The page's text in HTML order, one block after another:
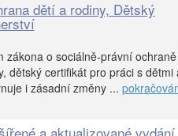
dětí a rodiny, Dětský
zákona o sociálně-právní ochraně
dětský certifikát pro práci s dětmi
i zásadní změny ...